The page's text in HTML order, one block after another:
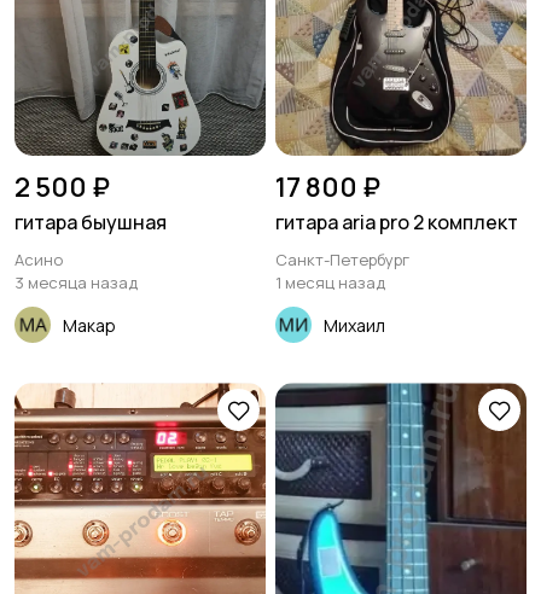
2 500 ₽
гитара быушная
Асино
3 месяца назад
Макар
17 800 ₽
гитара aria pro 2 комплект
Санкт-Петербург
1 месяц назад
Михаил